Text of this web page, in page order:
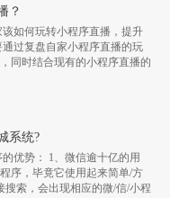
？
如何玩转小程序直播，提升
过复盘自家小程序直播的玩
同时结合现有的小程序直播的
系统?
优势： 1、微信逾十亿的用
序，毕竟它使用起来简单/方
搜索，会出现相应的微/信/小程